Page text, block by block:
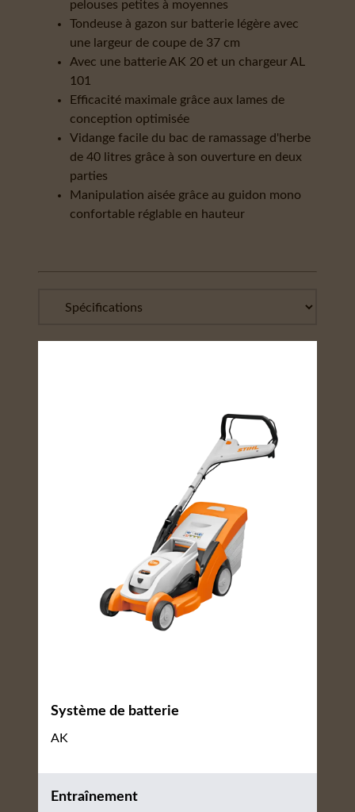
pelouses petites à moyennes
Tondeuse à gazon sur batterie légère avec
une largeur de coupe de 37 cm
Avec une batterie AK 20 et un chargeur AL
101
Efficacité maximale grâce aux lames de
conception optimisée
Vidange facile du bac de ramassage d'herbe
de 40 litres grâce à son ouverture en deux
parties
Manipulation aisée grâce au guidon mono
confortable réglable en hauteur
Système de batterie
AK
Entraînement